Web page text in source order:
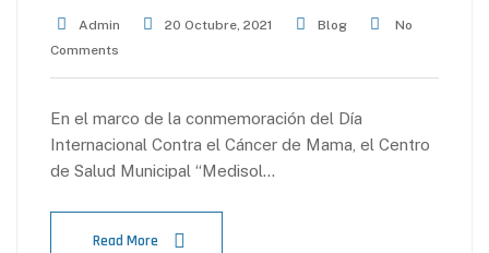
Admin 20 Octubre, 2021 Blog
No
Comments
En el marco de la conmemoración del Día
Internacional Contra el Cáncer de Mama, el Centro
de Salud Municipal “Medisol…
Read More